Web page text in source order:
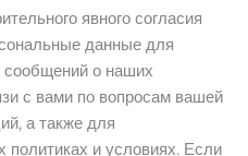
явного согласия
данные для
сообщений о наших
с вами по вопросам вашей
а также для
и условиях. Если